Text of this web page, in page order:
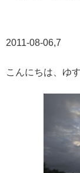
2011-08-06,7
こんにちは、ゆ